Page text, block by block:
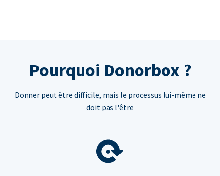
Pourquoi Donorbox ?
Donner peut être difficile, mais le processus lui-même ne
doit pas l'être